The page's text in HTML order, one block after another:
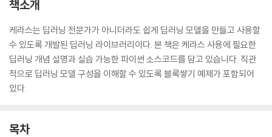
책소개
케라스는 딥러닝 전문가가 아니더라도 쉽게 딥러닝 모델을 만들고 사용할
수 있도록 개발된 딥러닝 라이브러리이다. 본 책은 케라스 사용에 필요한
딥러닝 개념 설명과 실습 가능한 파이썬 소스코드를 담고 있습니다. 직관
적으로 딥러닝 모델 구성을 이해할 수 있도록 블록쌓기 예제가 포함되어
있다.
목차